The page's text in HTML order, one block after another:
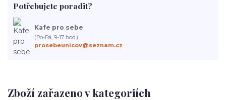
Zboží zařazeno v kategoriích
Potřebujete poradit?
Kafe pro sebe
(Po-Pá, 9-17 hod.)
prosebeunicov@seznam.cz